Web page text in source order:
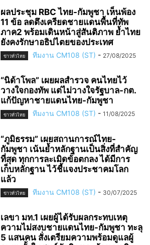
ผลประชุม RBC ไทย-กัมพูชา เห็นพ้อง
11 ข้อ ลดตึงเครียดชายแดนพื้นที่ทัพ
ภาค2 พร้อมเดินหน้าสู่สันติภาพ ย้ำไทย
ยังคงรักษาอธิปไตยของประเทศ
ข่าวทั่วไทย ทีมงาน CM108 (ST) - 27/08/2025
“นิด้าโพล” เผยผลสำรวจ คนไทยไว้
วางใจกองทัพ แต่ไม่วางใจรัฐบาล-กต.
แก้ปัญหาชายแดนไทย-กัมพูชา
ข่าวทั่วไทย ทีมงาน CM108 (ST) - 11/08/2025
“ภูมิธรรม” เผยสถานการณ์ไทย-
กัมพูชา เน้นย้ำหลักฐานเป็นสิ่งที่สำคัญ
ที่สุด ทุกการละเมิดข้อตกลง ได้มีการ
เก็บหลักฐาน ไว้ชี้แจงประชาคมโลก
แล้ว
ข่าวทั่วไทย ทีมงาน CM108 (ST) - 30/07/2025
เลขา มท.1 เผยผู้ได้รับผลกระทบเหตุ
ความไม่สงบชายแดนไทย-กัมพูชา ทะลุ
5 แสนคน สั่งเตรียมความพร้อมดูแลผู้